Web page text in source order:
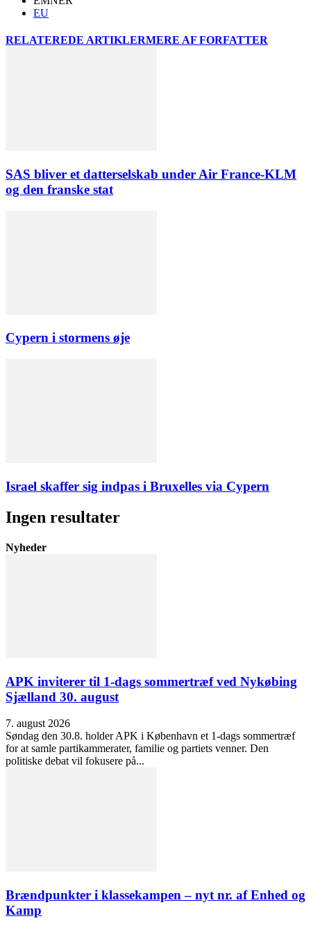
EU
RELATEREDE ARTIKLERMERE AF FORFATTER
SAS bliver et datterselskab under Air France-KLM
og den franske stat
Cypern i stormens øje
Israel skaffer sig indpas i Bruxelles via Cypern
Ingen resultater
Nyheder
APK inviterer til 1-dags sommertræf ved Nykøbing
Sjælland 30. august
7. august 2026
Søndag den 30.8. holder APK i København et 1-dags sommertræf
for at samle partikammerater, familie og partiets venner. Den
politiske debat vil fokusere på...
Brændpunkter i klassekampen – nyt nr. af Enhed og
Kamp